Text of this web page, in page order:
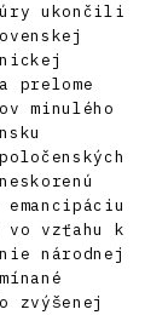
ukončili
prelome
minulého
vzťahu k
národnej
zvýšenej